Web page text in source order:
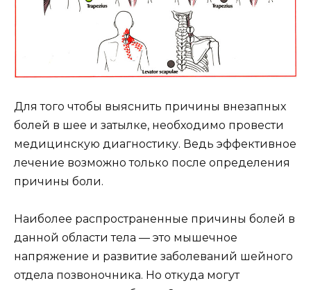
Для того чтобы выяснить причины внезапных
болей в шее и затылке, необходимо провести
медицинскую диагностику. Ведь эффективное
лечение возможно только после определения
причины боли.
Наиболее распространенные причины болей в
данной области тела — это мышечное
напряжение и развитие заболеваний шейного
отдела позвоночника. Но откуда могут